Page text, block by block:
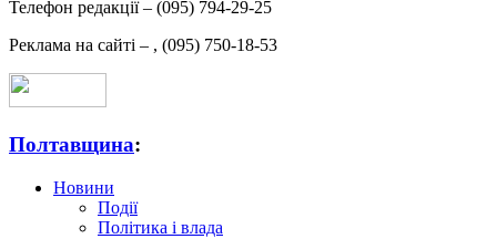
Телефон редакції – (095) 794-29-25
Реклама на сайті – , (095) 750-18-53
Полтавщина:
Новини
Події
Політика і влада